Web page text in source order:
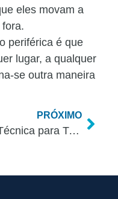
eles movam a
periférica é que
lugar, a qualquer
se outra maneira
PRÓXIMO
3ª Técnica para Tratar Ansiedade – COERÊNCIA DO CORAÇÃO